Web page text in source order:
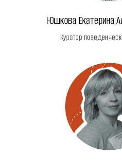
Юшкова Екатерина
Куратор